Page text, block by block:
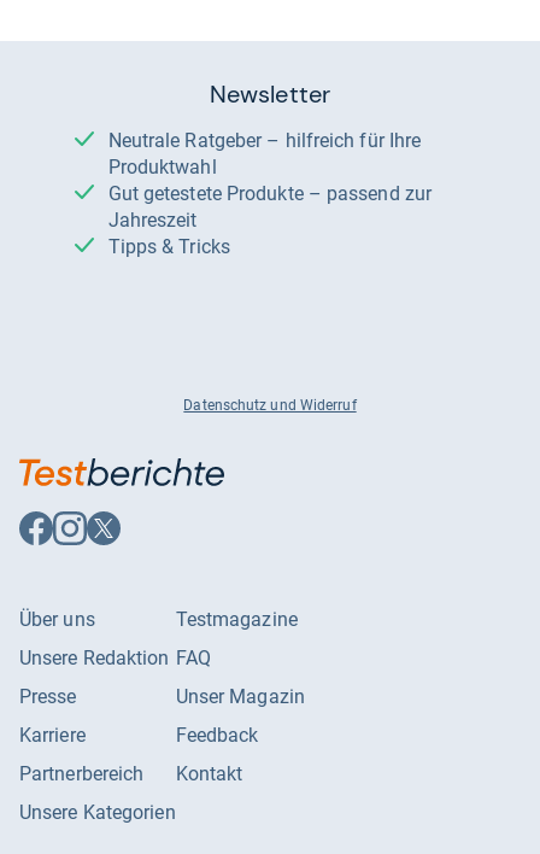
Newsletter
Neutrale Ratgeber – hilfreich für Ihre
Produktwahl
Gut getestete Produkte – passend zur
Jahreszeit
Tipps & Tricks
Datenschutz und Widerruf
Auf
Facebook
Auf
Instagram
Auf
X
Über uns
Unsere Redaktion
Presse
Karriere
Partnerbereich
Unsere Kategorien
Testmagazine
FAQ
Unser Magazin
Feedback
Kontakt